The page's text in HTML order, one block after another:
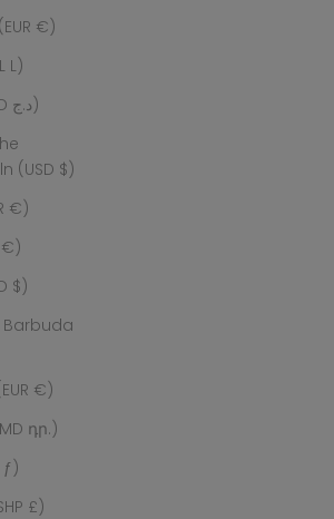
€)
L)
Algerien (DZD د.ج)
(USD $)
€)
€)
$)
€)
դր.)
£)